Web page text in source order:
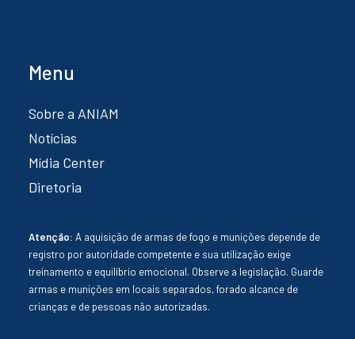
Menu
Sobre a ANIAM
Notícias
Mídia Center
Diretoria
Atenção: A aquisição de armas de fogo e munições depende de
registro por autoridade competente e sua utilização exige
treinamento e equilíbrio emocional. Observe a legislação. Guarde
armas e munições em locais separados, forado alcance de
crianças e de pessoas não autorizadas.